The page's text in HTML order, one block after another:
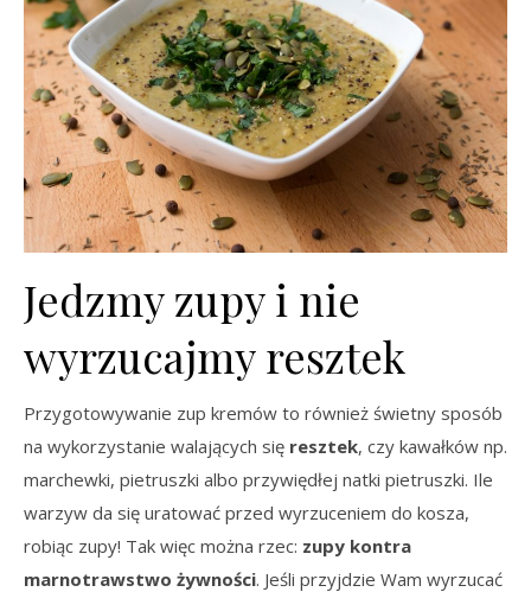
Jedzmy zupy i nie
wyrzucajmy resztek
Przygotowywanie zup kremów to również świetny sposób
na wykorzystanie walających się resztek, czy kawałków np.
marchewki, pietruszki albo przywiędłej natki pietruszki. Ile
warzyw da się uratować przed wyrzuceniem do kosza,
robiąc zupy! Tak więc można rzec: zupy kontra
marnotrawstwo żywności. Jeśli przyjdzie Wam wyrzucać